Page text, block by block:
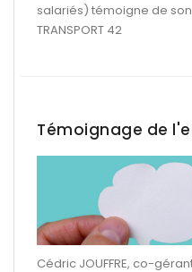
salariés) témoigne de
TRANSPORT 42
Témoignage de
Cédric JOUFFRE, co-